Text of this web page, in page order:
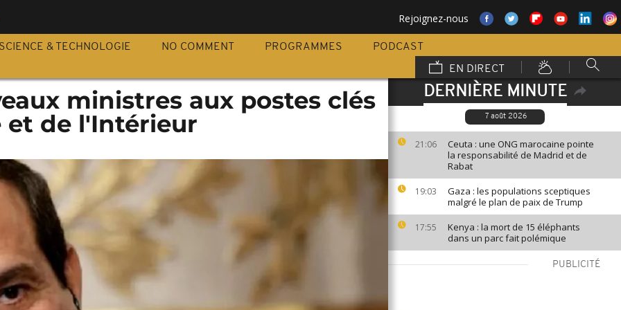
Rejoignez-nous
SCIENCE & TECHNOLOGIE NO COMMENT PROGRAMMES
PODCAST
EN DIRECT
DERNIÈRE MINUTE
7 août 2026
21:06
Ceuta : une ONG marocaine pointe
la responsabilité de Madrid et de
Rabat
19:03
Gaza : les populations sceptiques
malgré le plan de paix de Trump
17:55
Kenya : la mort de 15 éléphants
dans un parc fait polémique
PUBLICITÉ
ministres aux postes clés
et de l'Intérieur